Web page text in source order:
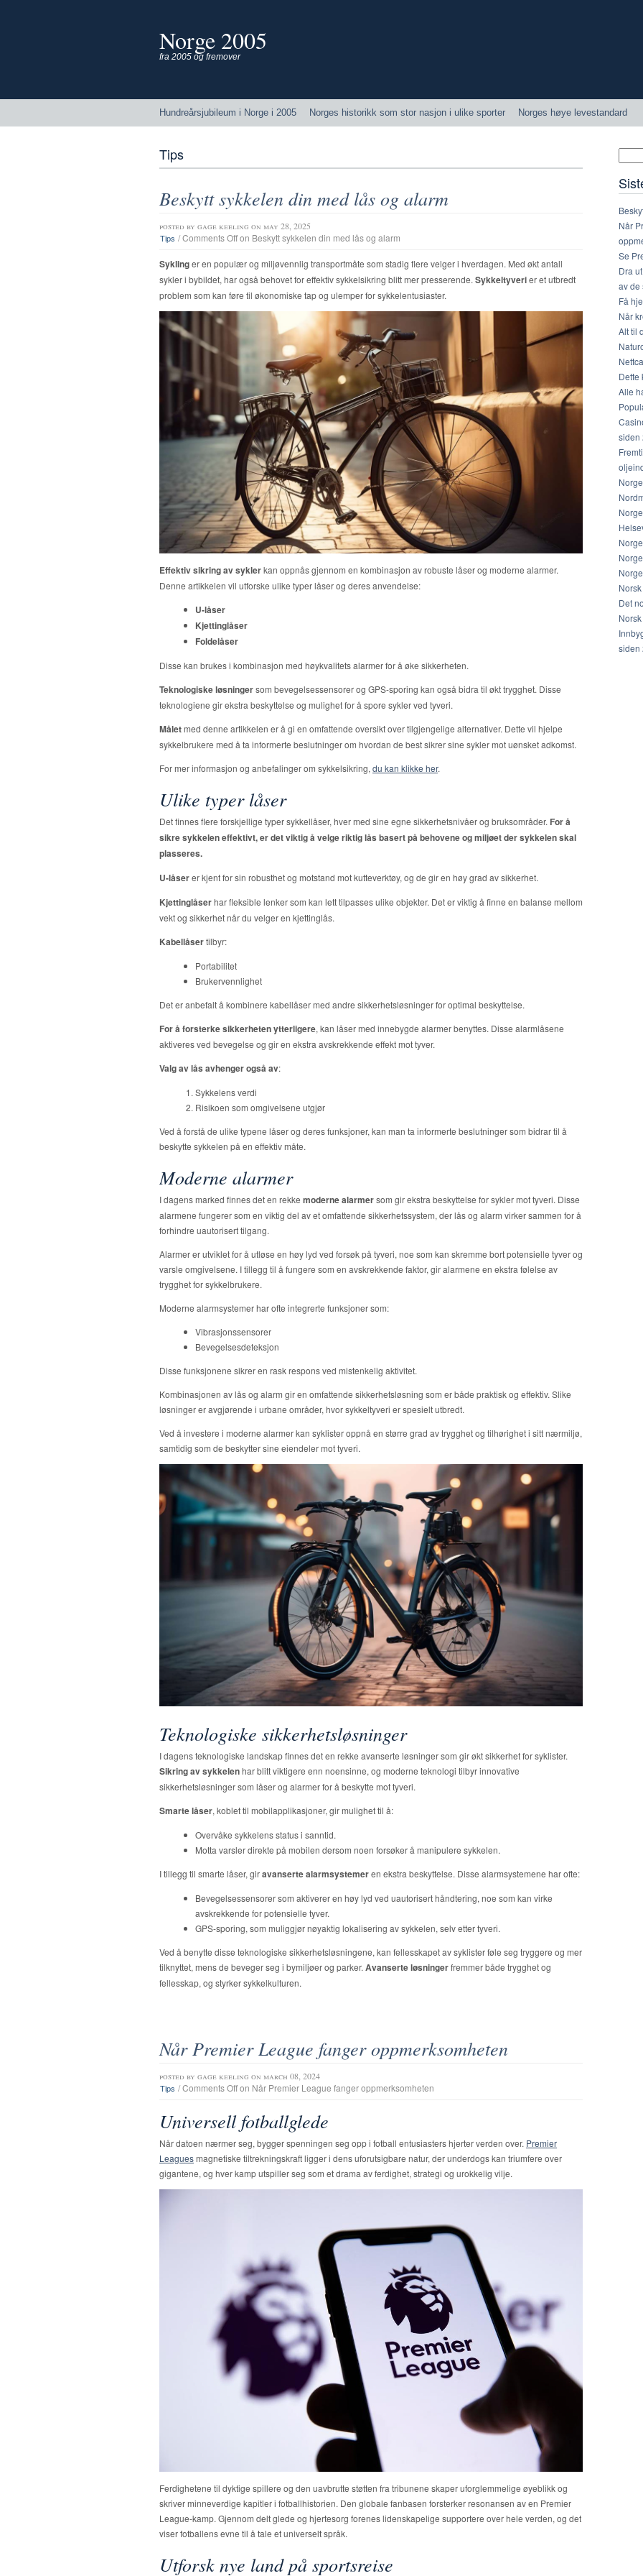
Norge 2005
fra 2005 og fremover
Hundreårsjubileum i Norge i 2005 Norges historikk som stor nasjon i ulike sporter Norges høye levestandard
Tips
Beskytt sykkelen din med lås og alarm
posted by gage keeling on may 28, 2025
Tips /Comments Offon Beskytt sykkelen din med lås og alarm
Syklinger en populær og miljøvennlig transportmåte som stadig flere velger i hverdagen. Med økt antall
sykler i bybildet, har også behovet for effektiv sykkelsikring blitt mer presserende. Sykkeltyverier et utbredt
problem som kan føre til økonomiske tap og ulemper for sykkelentusiaster.
Effektiv sikring av syklerkan oppnås gjennom en kombinasjon av robuste låser og moderne alarmer.
Denne artikkelen vil utforske ulike typer låser og deres anvendelse:
U-låser
Kjettinglåser
Foldelåser
Disse kan brukes i kombinasjon med høykvalitets alarmer for å øke sikkerheten.
Teknologiske løsningersom bevegelsessensorer og GPS-sporing kan også bidra til økt trygghet. Disse
teknologiene gir ekstra beskyttelse og mulighet for å spore sykler ved tyveri.
Måletmed denne artikkelen er å gi en omfattende oversikt over tilgjengelige alternativer. Dette vil hjelpe
sykkelbrukere med å ta informerte beslutninger om hvordan de best sikrer sine sykler mot uønsket adkomst.
For mer informasjon og anbefalinger om sykkelsikring, du kan klikke her.
Ulike typer låser
Det finnes flere forskjellige typer sykkellåser, hver med sine egne sikkerhetsnivåer og bruksområder. For å
sikre sykkelen effektivt, er det viktig å velge riktig lås basert på behovene og miljøet der sykkelen skal
plasseres.
U-låserer kjent for sin robusthet og motstand mot kutteverktøy, og de gir en høy grad av sikkerhet.
Kjettinglåserhar fleksible lenker som kan lett tilpasses ulike objekter. Det er viktig å finne en balanse mellom
vekt og sikkerhet når du velger en kjettinglås.
Kabellåsertilbyr:
Portabilitet
Brukervennlighet
Det er anbefalt å kombinere kabellåser med andre sikkerhetsløsninger for optimal beskyttelse.
For å forsterke sikkerheten ytterligere, kan låser med innebygde alarmer benyttes. Disse alarmlåsene
aktiveres ved bevegelse og gir en ekstra avskrekkende effekt mot tyver.
Valg av lås avhenger også av:
Sykkelens verdi
Risikoen som omgivelsene utgjør
Ved å forstå de ulike typene låser og deres funksjoner, kan man ta informerte beslutninger som bidrar til å
beskytte sykkelen på en effektiv måte.
Moderne alarmer
I dagens marked finnes det en rekke moderne alarmersom gir ekstra beskyttelse for sykler mot tyveri. Disse
alarmene fungerer som en viktig del av et omfattende sikkerhetssystem, der lås og alarm virker sammen for å
forhindre uautorisert tilgang.
Alarmer er utviklet for å utløse en høy lyd ved forsøk på tyveri, noe som kan skremme bort potensielle tyver og
varsle omgivelsene. I tillegg til å fungere som en avskrekkende faktor, gir alarmene en ekstra følelse av
trygghet for sykkelbrukere.
Moderne alarmsystemer har ofte integrerte funksjoner som:
Vibrasjonssensorer
Bevegelsesdeteksjon
Disse funksjonene sikrer en rask respons ved mistenkelig aktivitet.
Kombinasjonen av lås og alarm gir en omfattende sikkerhetsløsning som er både praktisk og effektiv. Slike
løsninger er avgjørende i urbane områder, hvor sykkeltyveri er spesielt utbredt.
Ved å investere i moderne alarmer kan syklister oppnå en større grad av trygghet og tilhørighet i sitt nærmiljø,
samtidig som de beskytter sine eiendeler mot tyveri.
Teknologiske sikkerhetsløsninger
I dagens teknologiske landskap finnes det en rekke avanserte løsninger som gir økt sikkerhet for syklister.
Sikring av sykkelenhar blitt viktigere enn noensinne, og moderne teknologi tilbyr innovative
sikkerhetsløsninger som låser og alarmer for å beskytte mot tyveri.
Smarte låser, koblet til mobilapplikasjoner, gir mulighet til å:
Overvåke sykkelens status i sanntid.
Motta varsler direkte på mobilen dersom noen forsøker å manipulere sykkelen.
I tillegg til smarte låser, giravanserte alarmsystemeren ekstra beskyttelse. Disse alarmsystemene har ofte:
Bevegelsessensorer som aktiverer en høy lyd ved uautorisert håndtering, noe som kan virke
avskrekkende for potensielle tyver.
GPS-sporing, som muliggjør nøyaktig lokalisering av sykkelen, selv etter tyveri.
Ved å benytte disse teknologiske sikkerhetsløsningene, kan fellesskapet av syklister føle seg tryggere og mer
tilknyttet, mens de beveger seg i bymiljøer og parker. Avanserte løsningerfremmer både trygghet og
fellesskap, og styrker sykkelkulturen.
Når Premier League fanger oppmerksomheten
posted by gage keeling on march 08, 2024
Tips /Comments Offon Når Premier League fanger oppmerksomheten
Universell fotballglede
Når datoen nærmer seg, bygger spenningen seg opp i fotball entusiasters hjerter verden over. Premier
Leaguesmagnetiske tiltrekningskraft ligger i dens uforutsigbare natur, der underdogs kan triumfere over
gigantene, og hver kamp utspiller seg som et drama av ferdighet, strategi og urokkelig vilje.
Ferdighetene til dyktige spillere og den uavbrutte støtten fra tribunene skaper uforglemmelige øyeblikk og
skriver minneverdige kapitler i fotballhistorien. Den globale fanbasen forsterker resonansen av en Premier
League-kamp. Gjennom delt glede og hjertesorg forenes lidenskapelige supportere over hele verden, og det
viser fotballens evne til å tale et universelt språk.
Utforsk nye land på sportsreise
Når
Se
Dra
av de
Få
Når
Alt til
Dette
Alle
siden
Det
siden